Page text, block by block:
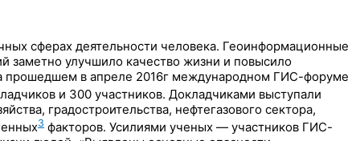
сферах деятельности человека. Геоинформационные
заметно улучшило качество жизни и повысило
прошедшем в апреле 2016г международном ГИС-форуме
и 300 участников. Докладчиками выступали
градостроительства, нефтегазового сектора,
3 факторов. Усилиями ученых — участников ГИС-